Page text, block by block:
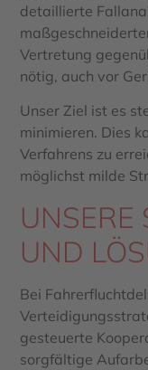
detaillierte
Vertretung
nötig, auch vor
Unser Ziel ist es
minimieren. Dies
Verfahrens zu
möglichst milde
UNSERE
UND
Bei
gesteuerte
sorgfältige